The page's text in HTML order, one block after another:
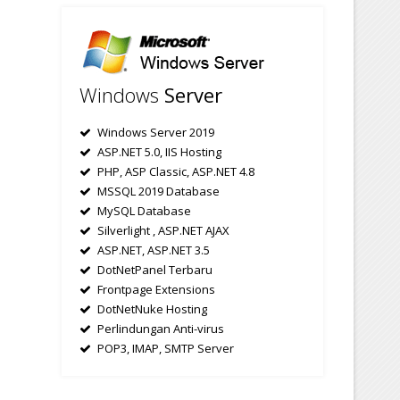
Windows Server
Windows Server 2019
ASP.NET 5.0, IIS Hosting
PHP, ASP Classic, ASP.NET 4.8
MSSQL 2019 Database
MySQL Database
Silverlight , ASP.NET AJAX
ASP.NET, ASP.NET 3.5
DotNetPanel Terbaru
Frontpage Extensions
DotNetNuke Hosting
Perlindungan Anti-virus
POP3, IMAP, SMTP Server